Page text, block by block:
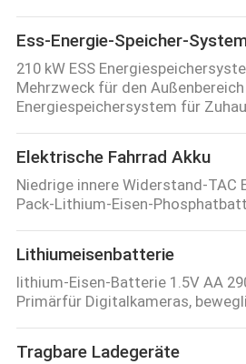
Ess-Energie-Speicher-
210 kW ESS
Mehrzweck für den Außenbereich
Energiespeichersystem für
Elektrische Fahrrad Akku
Niedrige innere Widerstand-TAC
Pack-Lithium-Eisen-
Lithiumeisenbatterie
lithium-Eisen-Batterie 1.5V AA
Primärfür Digitalkameras,
Tragbare Ladegeräte